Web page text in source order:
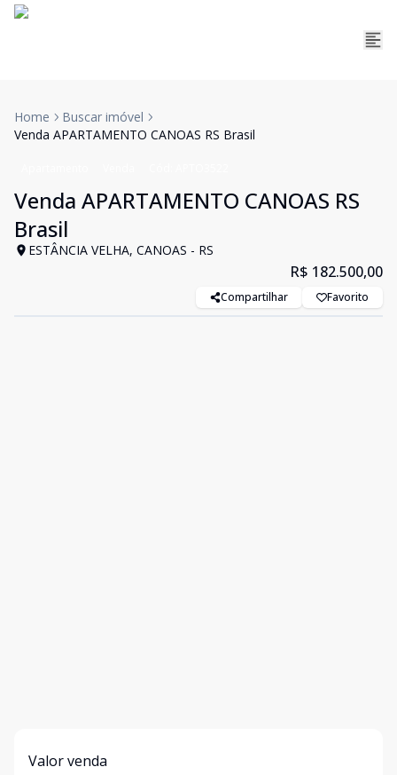
Home
Buscar imóvel
Venda APARTAMENTO CANOAS RS Brasil
Venda APARTAMENTO CANOAS RS
Brasil
ESTÂNCIA VELHA, CANOAS - RS
R$ 182.500,00
Compartilhar Favorito
Valor venda